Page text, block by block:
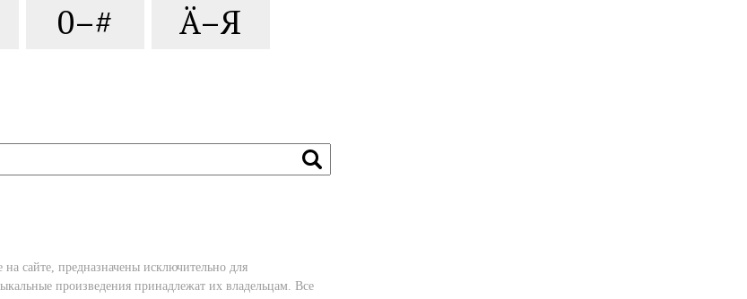
0–# Ä–Я
сайте, предназначены исключительно для
произведения принадлежат их владельцам. Все